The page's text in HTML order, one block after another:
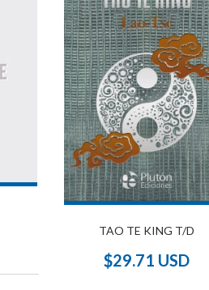
TAO TE KING T/D
$29.71 USD